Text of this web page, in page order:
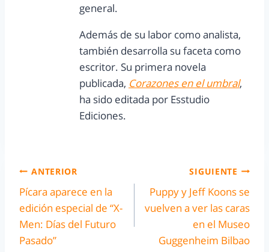
general.
Además de su labor como analista,
también desarrolla su faceta como
escritor. Su primera novela
publicada, Corazones en el umbral,
ha sido editada por Esstudio
Ediciones.
ANTERIOR
Pícara aparece en la
edición especial de “X-
Men: Días del Futuro
Pasado”
SIGUIENTE
Puppy y Jeff Koons se
vuelven a ver las caras
en el Museo
Guggenheim Bilbao